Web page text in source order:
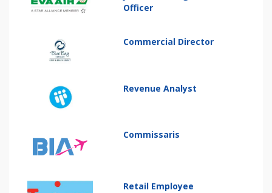
Officer
Commercial Director
Revenue Analyst
Commissaris
Retail Employee